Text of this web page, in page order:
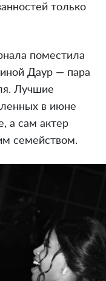
только
поместила
Даур — пара
Лучшие
в июне
а сам актер
семейством.